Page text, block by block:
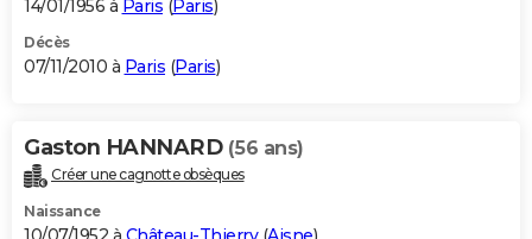
14/01/1956 à Paris (Paris)
Décès
07/11/2010 à Paris (Paris)
Gaston HANNARD (56 ans)
Créer une cagnotte obsèques
Naissance